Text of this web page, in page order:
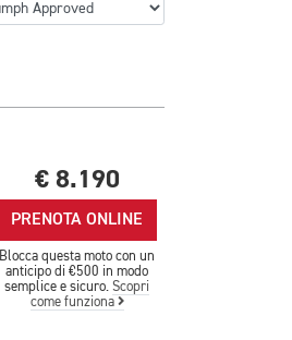
€ 8.190
PRENOTA ONLINE
Blocca questa moto con un
anticipo di €500 in modo
semplice e sicuro.Scopri
come funziona